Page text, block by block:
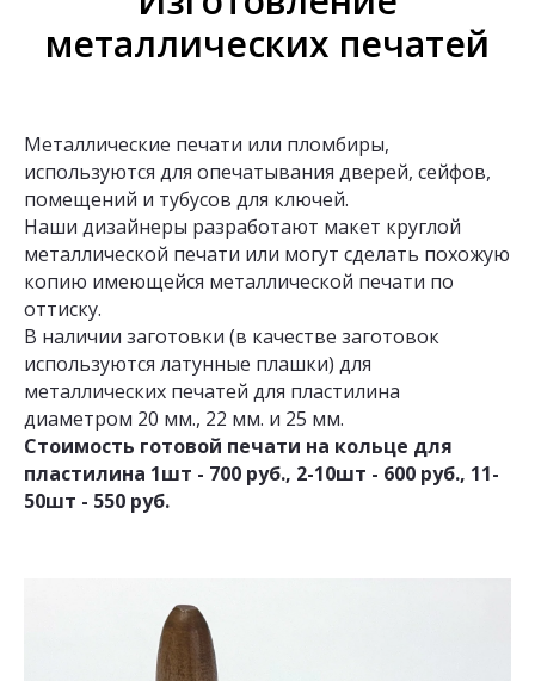
металлических печатей
Металлические печати или пломбиры,
используются для опечатывания дверей, сейфов,
помещений и тубусов для ключей.
Наши дизайнеры разработают макет круглой
металлической печати или могут сделать похожую
копию имеющейся металлической печати по
оттиску.
В наличии заготовки (в качестве заготовок
используются латунные плашки) для
металлических печатей для пластилина
диаметром 20 мм., 22 мм. и 25 мм.
Стоимость готовой печати на кольце для
пластилина 1шт - 700 руб., 2-10шт - 600 руб., 11-
50шт - 550 руб.